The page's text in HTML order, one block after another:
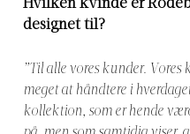
Hvilken kvinde er
designet til?
”Til alle vores kunder. Vores
meget at håndtere i
kollektion, som er hende